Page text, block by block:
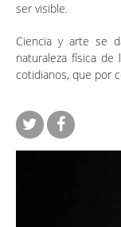
ser visible.
Ciencia y arte se
naturaleza física
cotidianos, que por